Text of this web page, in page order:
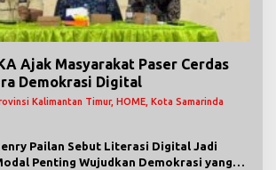
Ajak Masyarakat Paser Cerdas
Demokrasi Digital
Kalimantan Timur, HOME, Kota Samarinda
Pailan Sebut Literasi Digital Jadi
Penting Wujudkan Demokrasi yang